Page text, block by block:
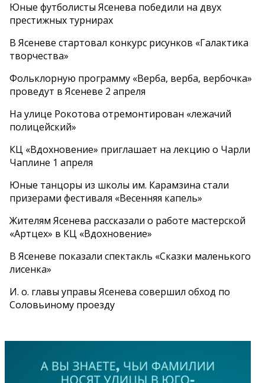
Юные футболисты Ясенева победили на двух
престижных турнирах
В Ясеневе стартовал конкурс рисунков «Галактика
творчества»
Фольклорную программу «Верба, верба, вербочка»
проведут в Ясеневе 2 апреля
На улице Рокотова отремонтирован «лежачий
полицейский»
КЦ «Вдохновение» приглашает на лекцию о Чарли
Чаплине 1 апреля
Юные танцоры из школы им. Карамзина стали
призерами фестиваля «Весенняя капель»
Жителям Ясенева рассказали о работе мастерской
«Артцех» в КЦ «Вдохновение»
В Ясеневе показали спектакль «Сказки маленького
лисенка»
И. о. главы управы Ясенева совершил обход по
Соловьиному проезду